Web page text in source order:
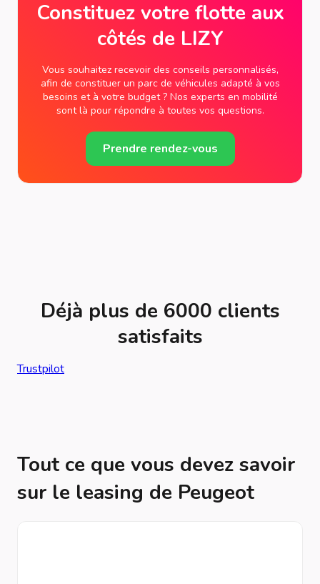
Constituez votre flotte aux
côtés de LIZY
Vous souhaitez recevoir des conseils personnalisés,
afin de constituer un parc de véhicules adapté à vos
besoins et à votre budget ? Nos experts en mobilité
sont là pour répondre à toutes vos questions.
Prendre rendez-vous
Déjà plus de 6000 clients
satisfaits
Trustpilot
Tout ce que vous devez savoir
sur le leasing de Peugeot